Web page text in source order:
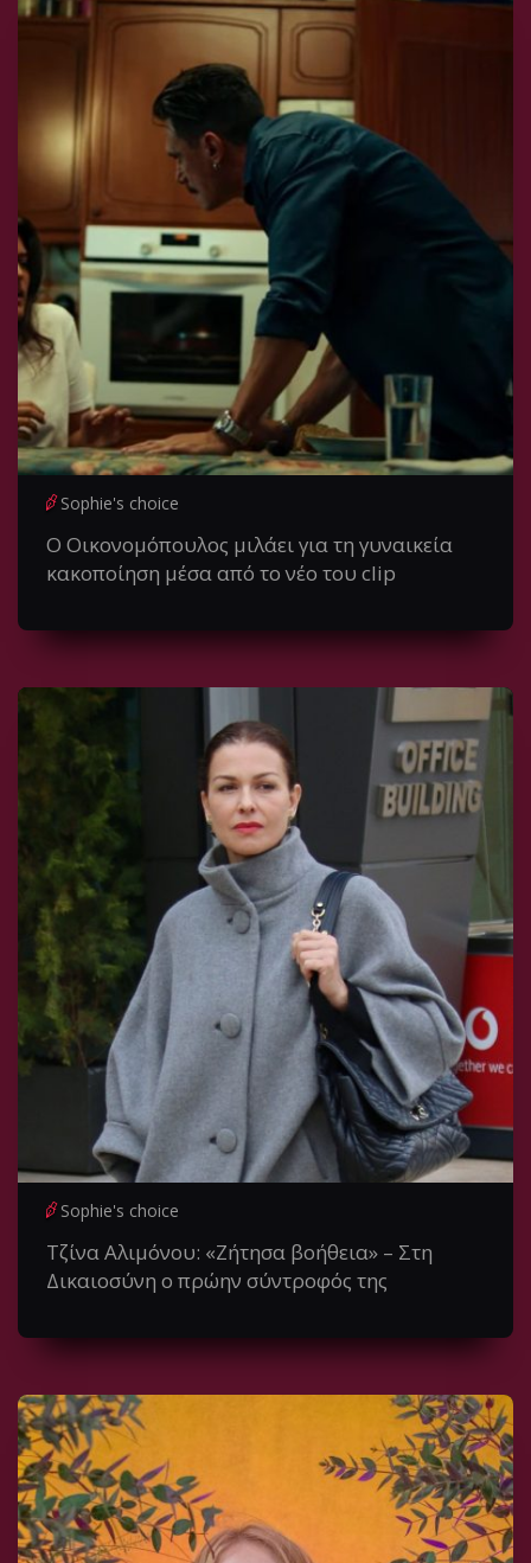
Sophie's choice
Ο Οικονομόπουλος μιλάει για τη γυναικεία
κακοποίηση μέσα από το νέο του clip
Sophie's choice
Τζίνα Αλιμόνου: «Ζήτησα βοήθεια» – Στη
Δικαιοσύνη ο πρώην σύντροφός της